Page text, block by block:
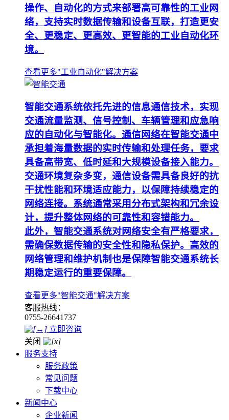
操作、自动化的方式来部署高可靠性的工业网
络，支持实时数据传输和设备互联，打造更安
全、更稳定、更高效、更智能的工业自动化环
境。
查看更多"工业自动化"解决方案
智能交通系统依托先进的信息通信技术，实现
交通流量监测、信号控制、车辆管理和应急响
应的自动化与智能化。通信网络在智能交通中
承担着海量数据的实时传输和处理任务，要求
具备高带宽、低时延和大规模设备接入能力。
交通环境复杂多变，通信设备需具备良好的抗
干扰性能和环境适应能力，以保障持续稳定的
网络连接。系统通常采用分布式架构和冗余设
计，提升整体网络的可靠性和容错能力。
此外，智能交通系统对网络安全有严格要求，
需确保数据传输的安全性和隐私保护。高效的
网络管理和维护机制也是保障智能交通系统长
期稳定运行的重要保障。
查看更多"智能交通"解决方案
客服热线：
0755-26641737
立即咨询
关闭
服务支持
服务政策
常见问题
下载中心
新闻中心
企业新闻